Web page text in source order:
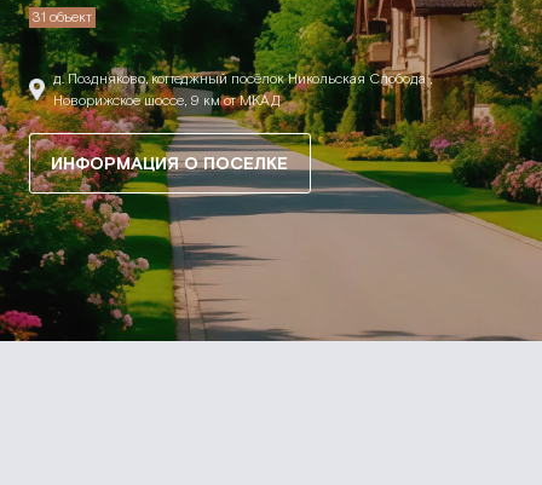
31 объект
д. Поздняково, коттеджный посёлок Никольская Слобода ,
Новорижское шоссе, 9 км от МКАД
ИНФОРМАЦИЯ О ПОСЕЛКЕ